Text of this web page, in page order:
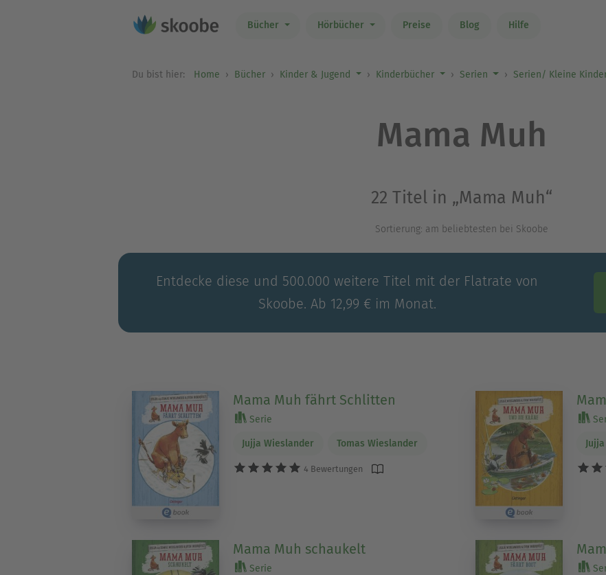
Bücher Hörbücher Preise Blog Hilfe
Du bist hier: Home Bücher Kinder & Jugend Kinderbücher Serien Serien/ Kleine
Mama Muh
22 Titel in „Mama Muh“
Sortierung: am beliebtesten bei Skoobe
Entdecke diese und 500.000 weitere Titel mit der Flatrate von
Skoobe. Ab 12,99 € im Monat.
Mama Muh fährt Schlitten
Serie
Jujja Wieslander Tomas Wieslander
4 Bewertungen
Mama Muh schaukelt
Serie